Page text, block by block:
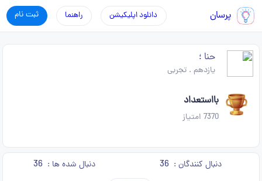
پرسان ثبت نام راهنما دانلود اپلیکیشن
حنا ؛
یازدهم .تجربی
بااستعداد
7370 امتیاز
دنبال کنندگان : 36 دنبال شده ها : 36